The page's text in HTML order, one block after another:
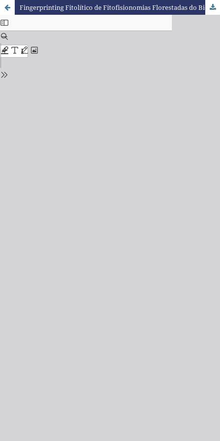
Fingerprinting Fitolítico de Fitofisionomias Florestadas do Bioma Mata Atlântica